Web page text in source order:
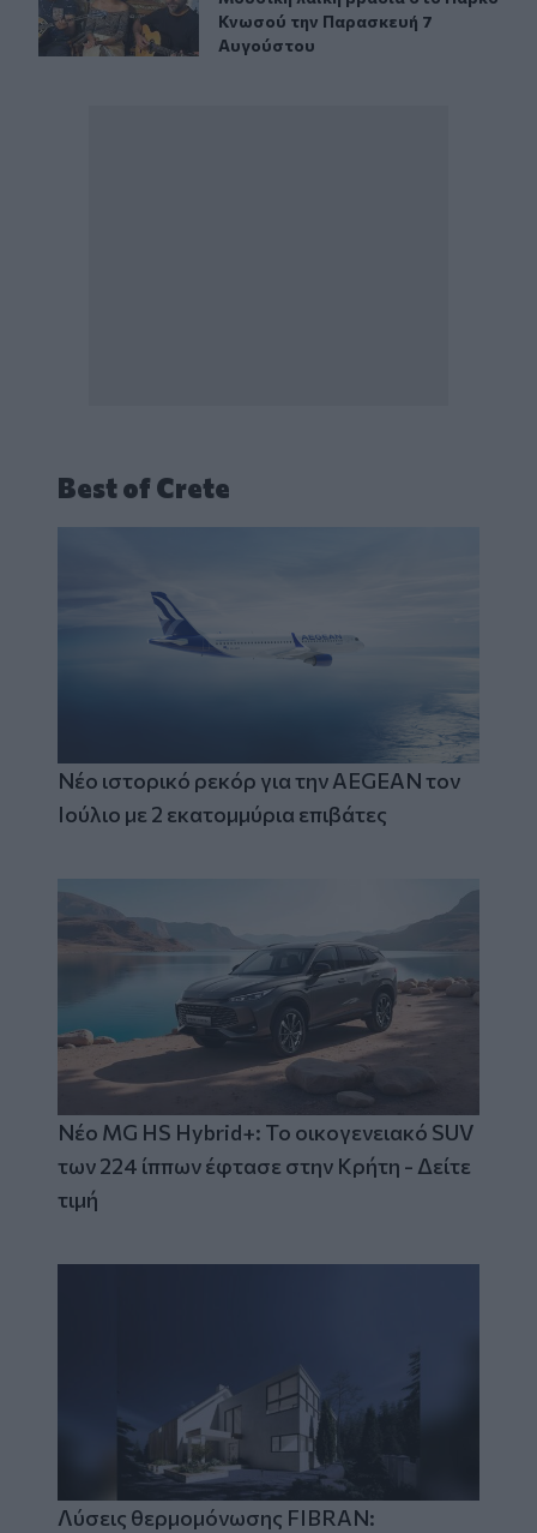
Κνωσού την Παρασκευή 7
Αυγούστου
Best of Crete
Νέο ιστορικό ρεκόρ για την AEGEAN τον
Ιούλιο με 2 εκατομμύρια επιβάτες
Νέο MG HS Hybrid+: Το οικογενειακό SUV
των 224 ίππων έφτασε στην Κρήτη - Δείτε
τιμή
Λύσεις θερμομόνωσης FIBRAN: